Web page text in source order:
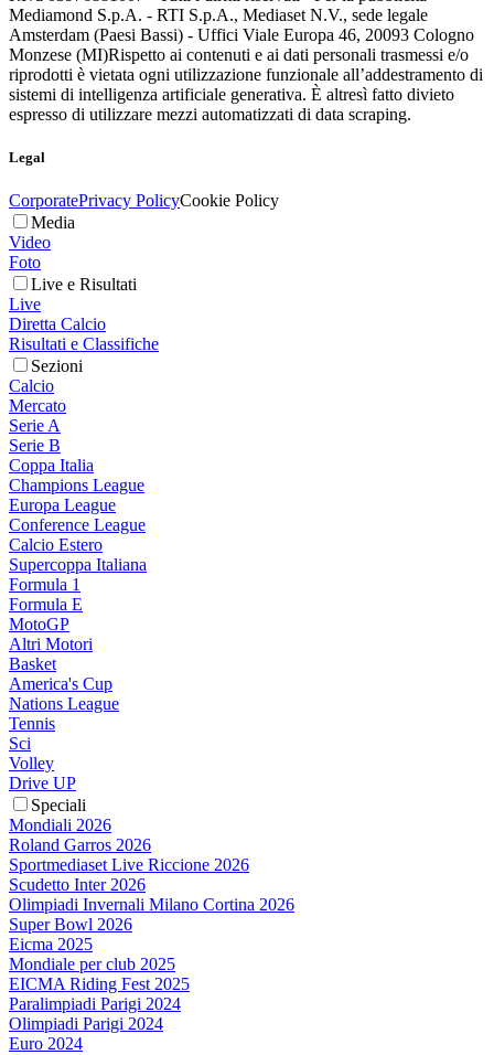
Mediamond S.p.A. - RTI S.p.A., Mediaset N.V., sede legale
Amsterdam (Paesi Bassi) - Uffici Viale Europa 46, 20093 Cologno
Monzese (MI)Rispetto ai contenuti e ai dati personali trasmessi e/o
riprodotti è vietata ogni utilizzazione funzionale all’addestramento di
sistemi di intelligenza artificiale generativa. È altresì fatto divieto
espresso di utilizzare mezzi automatizzati di data scraping.
Legal
CorporatePrivacy PolicyCookie Policy
Media
Video
Foto
Live e Risultati
Live
Diretta Calcio
Risultati e Classifiche
Sezioni
Calcio
Mercato
Serie A
Serie B
Coppa Italia
Champions League
Europa League
Conference League
Calcio Estero
Supercoppa Italiana
Formula 1
Formula E
MotoGP
Altri Motori
Basket
America's Cup
Nations League
Tennis
Sci
Volley
Drive UP
Speciali
Mondiali 2026
Roland Garros 2026
Sportmediaset Live Riccione 2026
Scudetto Inter 2026
Olimpiadi Invernali Milano Cortina 2026
Super Bowl 2026
Eicma 2025
Mondiale per club 2025
EICMA Riding Fest 2025
Paralimpiadi Parigi 2024
Olimpiadi Parigi 2024
Euro 2024